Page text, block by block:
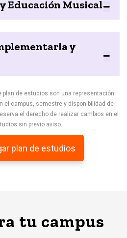
Educación Musical
y
de estudios son una representación
el campus, semestre y disponibilidad de
el derecho de realizar cambios en el
sin previo aviso.
plan de estudios
tu campus